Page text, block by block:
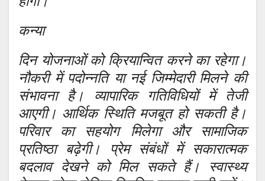
कन्या
दिन योजनाओं को क्रियान्वित करने का रहेगा।
नौकरी में पदोन्नति या नई जिम्मेदारी मिलने की
संभावना है। व्यापारिक गतिविधियों में तेजी
आएगी। आर्थिक स्थिति मजबूत हो सकती है।
परिवार का सहयोग मिलेगा और सामाजिक
प्रतिष्ठा बढ़ेगी। प्रेम संबंधों में सकारात्मक
बदलाव देखने को मिल सकते हैं। स्वास्थ्य